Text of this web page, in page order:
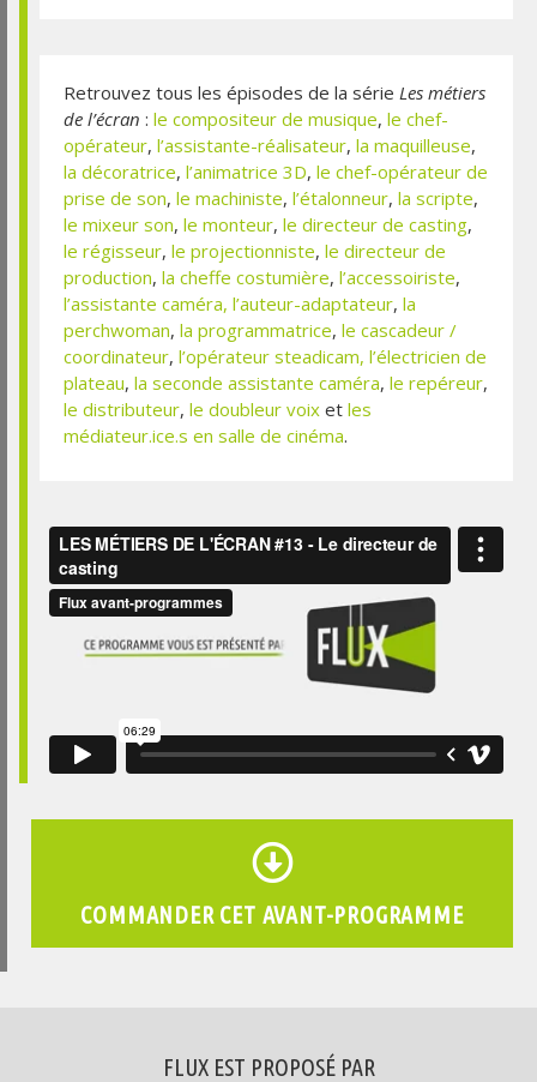
Retrouvez tous les épisodes de la série Les métiers
de l’écran : le compositeur de musique, le chef-
opérateur, l’assistante-réalisateur, la maquilleuse,
la décoratrice, l’animatrice 3D, le chef-opérateur de
prise de son, le machiniste, l’étalonneur, la scripte,
le mixeur son, le monteur, le directeur de casting,
le régisseur, le projectionniste, le directeur de
production, la cheffe costumière, l’accessoiriste,
l’assistante caméra, l’auteur-adaptateur, la
perchwoman, la programmatrice, le cascadeur /
coordinateur, l’opérateur steadicam, l’électricien de
plateau, la seconde assistante caméra, le repéreur,
le distributeur, le doubleur voix et les
médiateur.ice.s en salle de cinéma.
COMMANDER CET AVANT-PROGRAMME
FLUX EST PROPOSÉ PAR